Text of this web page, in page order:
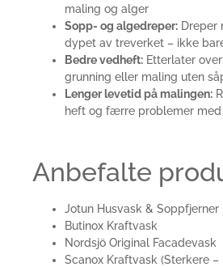
maling og alger
Sopp- og algedreper: Dreper
dypet av treverket – ikke
Bedre vedheft: Etterlater
grunning eller maling uten
Lenger levetid på malingen:
heft og færre problemer med
Anbefalte
Jotun Husvask & Soppfjerner
Butinox Kraftvask
Nordsjö Original Facadevask
Scanox Kraftvask (Sterkere